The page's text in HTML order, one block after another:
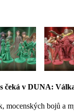
čeká v DUNA:
mocenských bojů